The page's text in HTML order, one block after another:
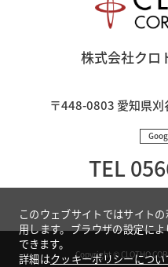
株式会社クロ
〒448-0803 愛知県
TEL
Copyright © CLOTHO
このウェブサイトではサイト
用します。ブラウザの設定に
できます。
詳細はクッキーポリシーについ